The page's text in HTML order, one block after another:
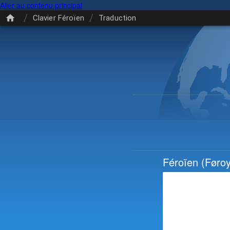
Aller au contenu principal
/ Clavier Féroïen / Traduction
Féroïen